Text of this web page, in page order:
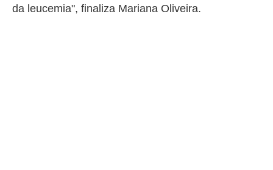
da leucemia", finaliza Mariana Oliveira.